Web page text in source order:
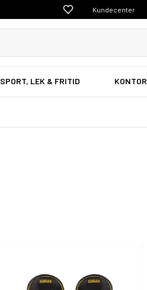
Kundecenter
SPORT, LEK & FRITID KONTOR